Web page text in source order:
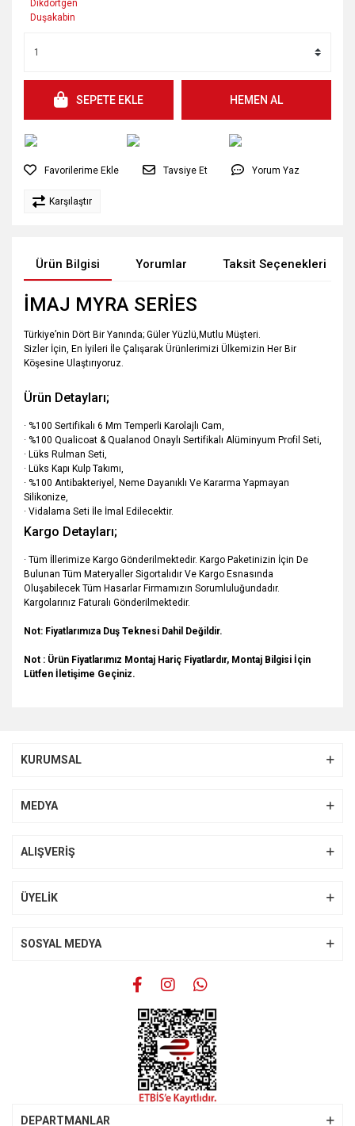
SEPETE EKLE HEMEN AL
Tavsiye Et Yorum Yaz
Karşılaştır
Ürün Bilgisi Yorumlar Taksit Seçenekleri
İMAJ MYRA SERİES
Türkiye’nin Dört Bir Yanında; Güler Yüzlü,Mutlu Müşteri.
Sizler İçin, En İyileri İle Çalışarak Ürünlerimizi Ülkemizin Her Bir
Köşesine Ulaştırıyoruz.
Ürün Detayları;
· %100 Sertifikalı 6 Mm Temperli Karolajlı Cam,
· %100 Qualicoat & Qualanod Onaylı Sertifikalı Alüminyum Profil Seti,
· Lüks Rulman Seti,
· Lüks Kapı Kulp Takımı,
· %100 Antibakteriyel, Neme Dayanıklı Ve Kararma Yapmayan
Silikonize,
· Vidalama Seti İle İmal Edilecektir.
Kargo Detayları;
· Tüm İllerimize Kargo Gönderilmektedir. Kargo Paketinizin İçin De
Bulunan Tüm Materyaller Sigortalıdır Ve Kargo Esnasında
Oluşabilecek Tüm Hasarlar Firmamızın Sorumluluğundadır.
Kargolarınız Faturalı Gönderilmektedir.
Not: Fiyatlarımıza Duş Teknesi Dahil Değildir.
Not : Ürün Fiyatlarımız Montaj Hariç Fiyatlardır, Montaj Bilgisi İçin
Lütfen İletişime Geçiniz.
Görüş ve önerileriniz için teşekkür ederiz.
Ürün resmi kalitesiz, bozuk veya görüntülenemiyor.
Ürün bilgilerinde hatalar bulunuyor.
Gönder
KURUMSAL
MEDYA
ALIŞVERİŞ
ÜYELİK
SOSYAL MEDYA
DEPARTMANLAR